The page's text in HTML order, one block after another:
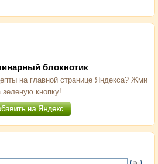
блокнотик
на главной странице Яндекса? Жми
зеленую кнопку!